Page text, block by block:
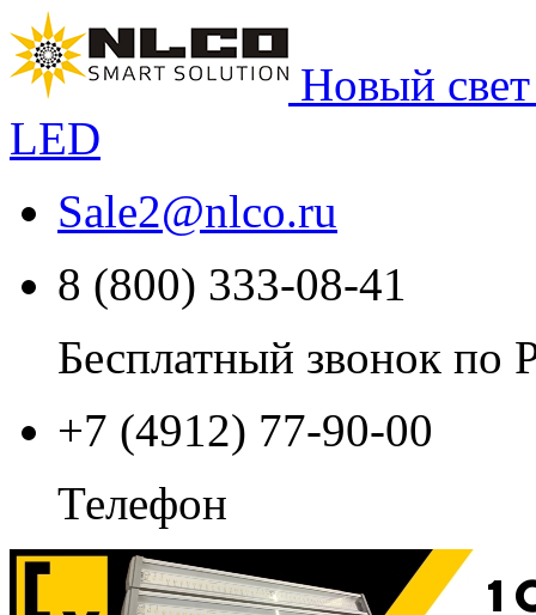
Новый
LED
Sale2@nlco.ru
8 (800) 333-08-41
Бесплатный звонок по
+7 (4912) 77-90-00
Телефон